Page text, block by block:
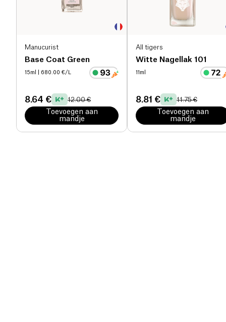
Manucurist
Base Coat Green
15ml | 680.00 €/L
8.64 € 12.00 €
Toevoegen aan
mandje
All tigers
Witte Nagellak 101
11ml
8.81 € 11.75 €
Toevoegen aan
mandje